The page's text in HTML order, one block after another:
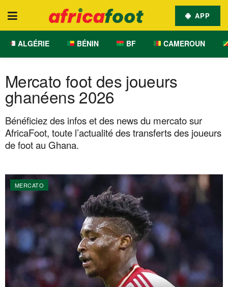
APP
ALGÉRIE BÉNIN BF CAMEROUN
Mercato foot des joueurs
ghanéens 2026
Bénéficiez des infos et des news du mercato sur
AfricaFoot, toute l’actualité des transferts des joueurs
de foot au Ghana.
MERCATO